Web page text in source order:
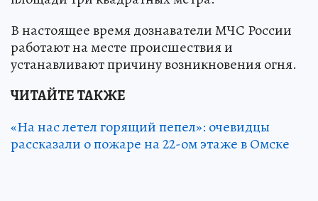
В настоящее время дознаватели МЧС России
работают на месте происшествия и
устанавливают причину возникновения огня.
ЧИТАЙТЕ ТАКЖЕ
«На нас летел горящий пепел»: очевидцы
рассказали о пожаре на 22-ом этаже в Омске